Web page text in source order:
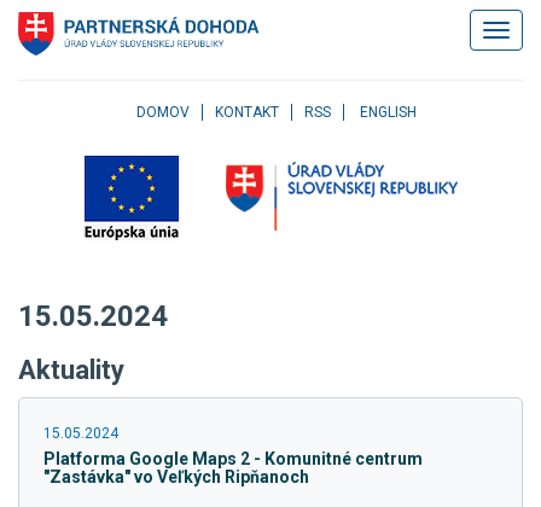
Klávesové
skratky
Skočiť
menu
na
Skočiť
DOMOV KONTAKT RSS ENGLISH
15.05.2024
Aktuality
15.05.2024
Platforma Google Maps 2 - Komunitné centrum
"Zastávka" vo Veľkých Ripňanoch